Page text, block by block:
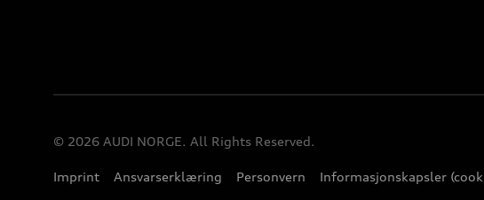
© 2026 AUDI NORGE. All Rights Reserved.
Imprint Ansvarserklæring Personvern Informasjonskapsler